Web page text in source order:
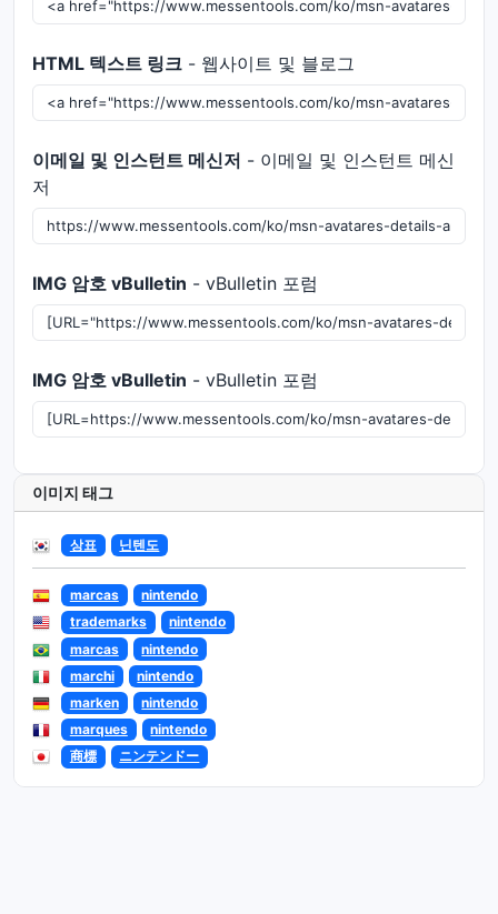
HTML 텍스트 링크 - 웹사이트 및 블로그
이메일 및 인스턴트 메신저 - 이메일 및 인스턴트 메신
저
IMG 암호 vBulletin - vBulletin 포럼
IMG 암호 vBulletin - vBulletin 포럼
이미지 태그
상표 닌텐도
marcas
nintendo
trademarks
nintendo
marcas
nintendo
marchi
nintendo
marken
nintendo
marques
nintendo
商標
ニンテンドー